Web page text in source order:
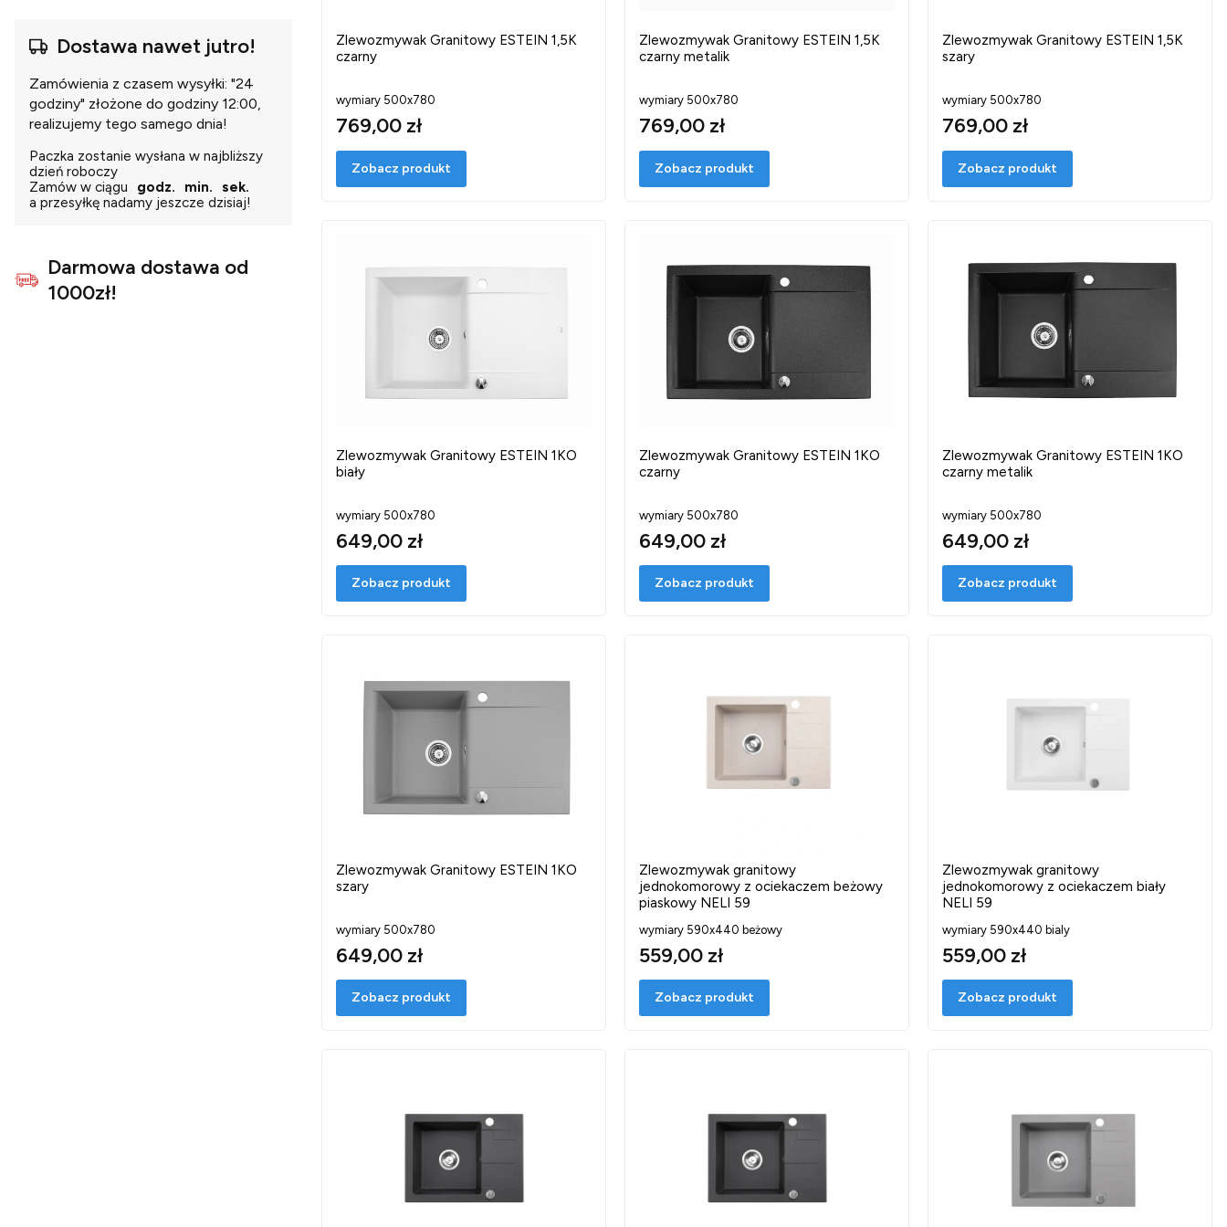
Dostawa nawet jutro!
Zamówienia z czasem wysyłki: "24
godziny" złożone do godziny 12:00,
realizujemy tego samego dnia!
Paczka zostanie wysłana w najbliższy
dzień roboczy
Zamów w ciągu
godz. min.
sek.
a przesyłkę nadamy jeszcze dzisiaj!
Darmowa dostawa od
1000zł!
Zlewozmywak Granitowy ESTEIN 1,5K
czarny
wymiary 500x780
769,00 zł
Zobacz produkt
Zlewozmywak Granitowy ESTEIN 1,5K
czarny metalik
wymiary 500x780
769,00 zł
Zobacz produkt
Zlewozmywak Granitowy ESTEIN 1,5K
szary
wymiary 500x780
769,00 zł
Zobacz produkt
Zlewozmywak Granitowy ESTEIN 1KO
biały
wymiary 500x780
649,00 zł
Zobacz produkt
Zlewozmywak Granitowy ESTEIN 1KO
czarny
wymiary 500x780
649,00 zł
Zobacz produkt
Zlewozmywak Granitowy ESTEIN 1KO
czarny metalik
wymiary 500x780
649,00 zł
Zobacz produkt
Zlewozmywak Granitowy ESTEIN 1KO
szary
wymiary 500x780
649,00 zł
Zobacz produkt
Zlewozmywak granitowy
jednokomorowy z ociekaczem beżowy
piaskowy NELI 59
wymiary 590x440 beżowy
559,00 zł
Zobacz produkt
Zlewozmywak granitowy
jednokomorowy z ociekaczem biały
NELI 59
wymiary 590x440 bialy
559,00 zł
Zobacz produkt